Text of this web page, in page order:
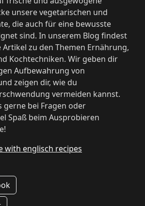
unsere vegetarischen und
die auch für eine bewusste
sind. In unserem Blog findest
zu den Themen Ernährung,
Kochtechniken. Wir geben dir
Aufbewahrung von
zeigen dir, wie du
vermeiden kannst.
gerne bei Fragen oder
Spaß beim Ausprobieren
with englisch recipes